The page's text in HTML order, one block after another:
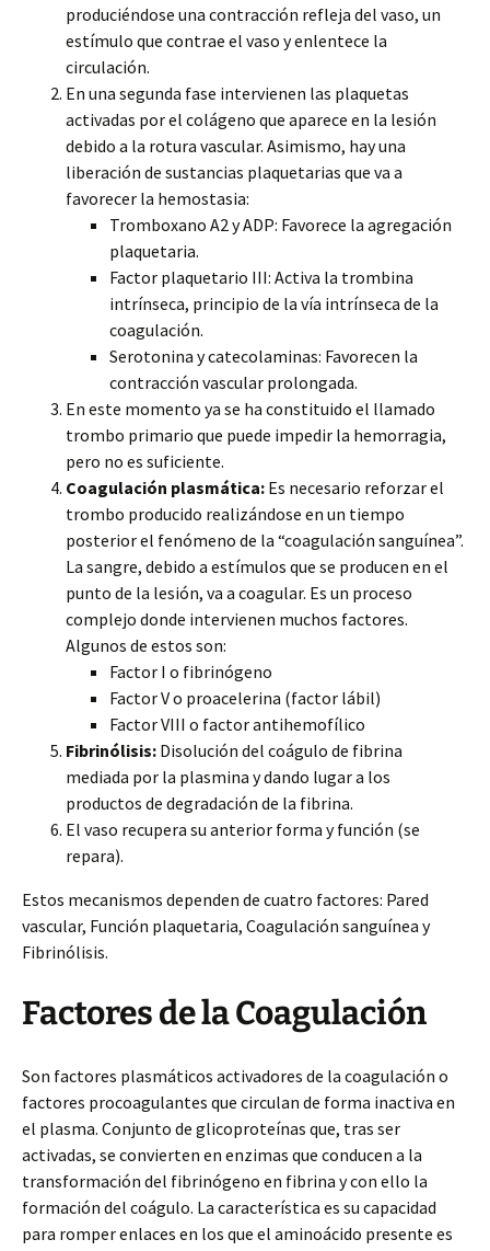
produciéndose una contracción refleja del vaso, un
estímulo que contrae el vaso y enlentece la
circulación.
En una segunda fase intervienen las plaquetas
activadas por el colágeno que aparece en la lesión
debido a la rotura vascular. Asimismo, hay una
liberación de sustancias plaquetarias que va a
favorecer la hemostasia:
Tromboxano A2 y ADP: Favorece la agregación
plaquetaria.
Factor plaquetario III: Activa la trombina
intrínseca, principio de la vía intrínseca de la
coagulación.
Serotonina y catecolaminas: Favorecen la
contracción vascular prolongada.
En este momento ya se ha constituido el llamado
trombo primario que puede impedir la hemorragia,
pero no es suficiente.
Coagulación plasmática: Es necesario reforzar el
trombo producido realizándose en un tiempo
posterior el fenómeno de la “coagulación sanguínea”.
La sangre, debido a estímulos que se producen en el
punto de la lesión, va a coagular. Es un proceso
complejo donde intervienen muchos factores.
Algunos de estos son:
Factor I o fibrinógeno
Factor V o proacelerina (factor lábil)
Factor VIII o factor antihemofílico
Fibrinólisis: Disolución del coágulo de fibrina
mediada por la plasmina y dando lugar a los
productos de degradación de la fibrina.
El vaso recupera su anterior forma y función (se
repara).
Estos mecanismos dependen de cuatro factores: Pared
vascular, Función plaquetaria, Coagulación sanguínea y
Fibrinólisis.
Factores de la Coagulación
Son factores plasmáticos activadores de la coagulación o
factores procoagulantes que circulan de forma inactiva en
el plasma. Conjunto de glicoproteínas que, tras ser
activadas, se convierten en enzimas que conducen a la
transformación del fibrinógeno en fibrina y con ello la
formación del coágulo. La característica es su capacidad
para romper enlaces en los que el aminoácido presente es